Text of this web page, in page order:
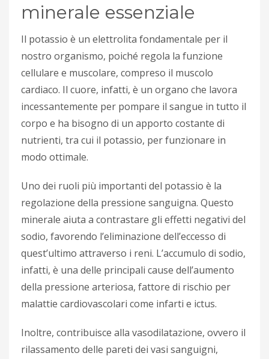
minerale essenziale
Il potassio è un elettrolita fondamentale per il
nostro organismo, poiché regola la funzione
cellulare e muscolare, compreso il muscolo
cardiaco. Il cuore, infatti, è un organo che lavora
incessantemente per pompare il sangue in tutto il
corpo e ha bisogno di un apporto costante di
nutrienti, tra cui il potassio, per funzionare in
modo ottimale.
Uno dei ruoli più importanti del potassio è la
regolazione della pressione sanguigna. Questo
minerale aiuta a contrastare gli effetti negativi del
sodio, favorendo l’eliminazione dell’eccesso di
quest’ultimo attraverso i reni. L’accumulo di sodio,
infatti, è una delle principali cause dell’aumento
della pressione arteriosa, fattore di rischio per
malattie cardiovascolari come infarti e ictus.
Inoltre, contribuisce alla vasodilatazione, ovvero il
rilassamento delle pareti dei vasi sanguigni,